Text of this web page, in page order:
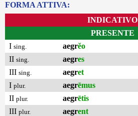
FORMA ATTIVA:
INDICATIVO
PRESENTE
I sing. aegrĕo
II sing. aegres
III sing. aegret
I plur. aegrēmus
II plur. aegrētis
III plur. aegrent